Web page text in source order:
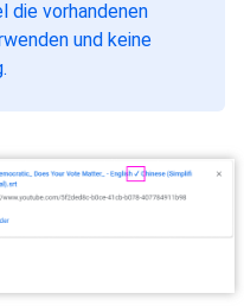
die vorhandenen
und keine